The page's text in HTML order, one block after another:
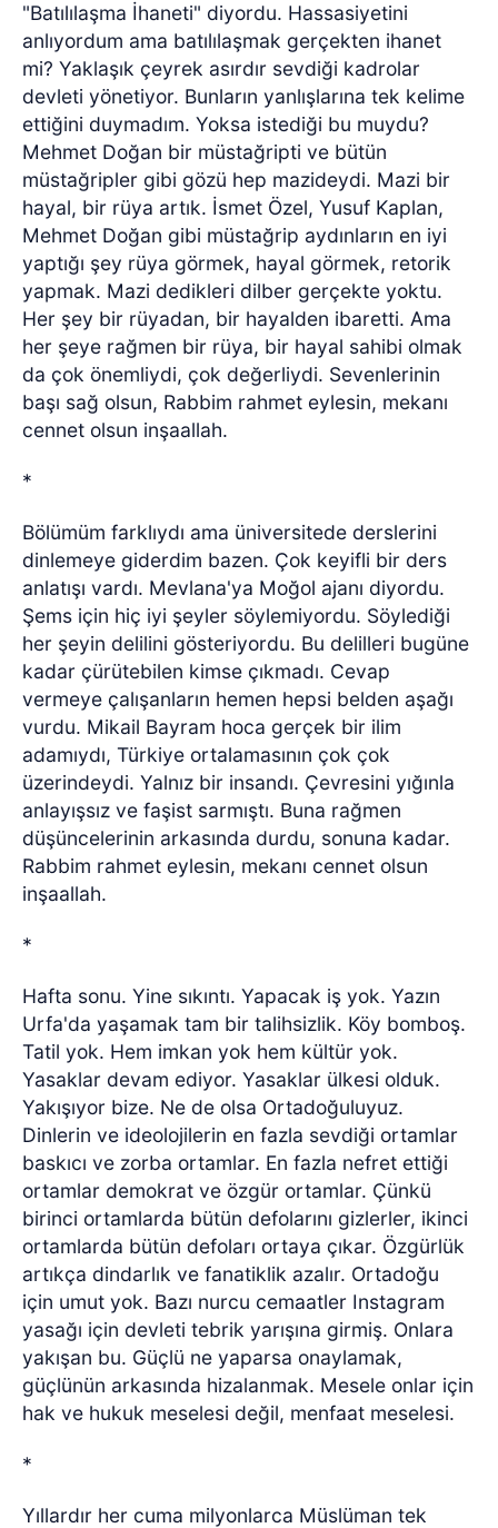
"Batılılaşma İhaneti" diyordu. Hassasiyetini
anlıyordum ama batılılaşmak gerçekten ihanet
mi? Yaklaşık çeyrek asırdır sevdiği kadrolar
devleti yönetiyor. Bunların yanlışlarına tek kelime
ettiğini duymadım. Yoksa istediği bu muydu?
Mehmet Doğan bir müstağripti ve bütün
müstağripler gibi gözü hep mazideydi. Mazi bir
hayal, bir rüya artık. İsmet Özel, Yusuf Kaplan,
Mehmet Doğan gibi müstağrip aydınların en iyi
yaptığı şey rüya görmek, hayal görmek, retorik
yapmak. Mazi dedikleri dilber gerçekte yoktu.
Her şey bir rüyadan, bir hayalden ibaretti. Ama
her şeye rağmen bir rüya, bir hayal sahibi olmak
da çok önemliydi, çok değerliydi. Sevenlerinin
başı sağ olsun, Rabbim rahmet eylesin, mekanı
cennet olsun inşaallah.
*
Bölümüm farklıydı ama üniversitede derslerini
dinlemeye giderdim bazen. Çok keyifli bir ders
anlatışı vardı. Mevlana'ya Moğol ajanı diyordu.
Şems için hiç iyi şeyler söylemiyordu. Söylediği
her şeyin delilini gösteriyordu. Bu delilleri bugüne
kadar çürütebilen kimse çıkmadı. Cevap
vermeye çalışanların hemen hepsi belden aşağı
vurdu. Mikail Bayram hoca gerçek bir ilim
adamıydı, Türkiye ortalamasının çok çok
üzerindeydi. Yalnız bir insandı. Çevresini yığınla
anlayışsız ve faşist sarmıştı. Buna rağmen
düşüncelerinin arkasında durdu, sonuna kadar.
Rabbim rahmet eylesin, mekanı cennet olsun
inşaallah.
*
Hafta sonu. Yine sıkıntı. Yapacak iş yok. Yazın
Urfa'da yaşamak tam bir talihsizlik. Köy bomboş.
Tatil yok. Hem imkan yok hem kültür yok.
Yasaklar devam ediyor. Yasaklar ülkesi olduk.
Yakışıyor bize. Ne de olsa Ortadoğuluyuz.
Dinlerin ve ideolojilerin en fazla sevdiği ortamlar
baskıcı ve zorba ortamlar. En fazla nefret ettiği
ortamlar demokrat ve özgür ortamlar. Çünkü
birinci ortamlarda bütün defolarını gizlerler, ikinci
ortamlarda bütün defoları ortaya çıkar. Özgürlük
artıkça dindarlık ve fanatiklik azalır. Ortadoğu
için umut yok. Bazı nurcu cemaatler Instagram
yasağı için devleti tebrik yarışına girmiş. Onlara
yakışan bu. Güçlü ne yaparsa onaylamak,
güçlünün arkasında hizalanmak. Mesele onlar için
hak ve hukuk meselesi değil, menfaat meselesi.
*
Yıllardır her cuma milyonlarca Müslüman tek